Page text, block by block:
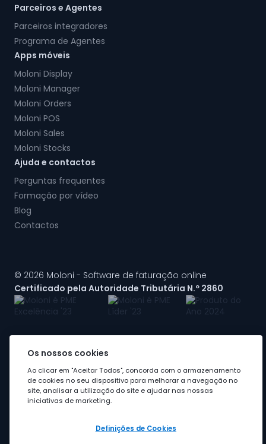
Parceiros e Agentes
Parceiros integradores
Programa de Agentes
Apps móveis
Moloni Display
Moloni Manager
Moloni Orders
Moloni POS
Moloni Sales
Moloni Stocks
Ajuda e contactos
Perguntas frequentes
Formação por vídeo
Blog
Contactos
© 2026 Moloni - Software de faturação online
Certificado pela Autoridade Tributária N.º 2860
A Moloni faz parte dogrupo Visma
Os nossos cookies
Ao clicar em "Aceitar Todos", concorda com o armazenamento
de cookies no seu dispositivo para melhorar a navegação no
site, analisar a utilização do site e ajudar nas nossas
iniciativas de marketing.
Definições de Cookies